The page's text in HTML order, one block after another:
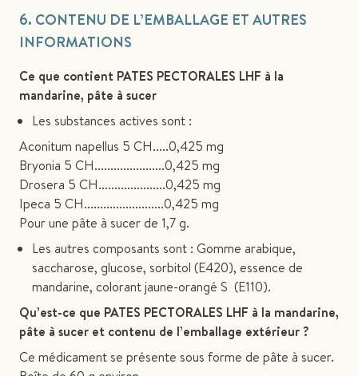
6. CONTENU DE L’EMBALLAGE ET AUTRES
INFORMATIONS
Ce que contient PATES PECTORALES LHF à la
mandarine, pâte à sucer
Les substances actives sont :
Aconitum napellus 5 CH.....0,425 mg
Bryonia 5 CH......................0,425 mg
Drosera 5 CH.....................0,425 mg
Ipeca 5 CH.........................0,425 mg
Pour une pâte à sucer de 1,7 g.
Les autres composants sont : Gomme arabique,
saccharose, glucose, sorbitol (E420), essence de
mandarine, colorant jaune-orangé S (E110).
Qu’est-ce que PATES PECTORALES LHF à la mandarine,
pâte à sucer et contenu de l’emballage extérieur ?
Ce médicament se présente sous forme de pâte à sucer.